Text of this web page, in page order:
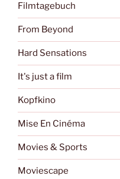
Filmtagebuch
From Beyond
Hard Sensations
It's just a film
Kopfkino
Mise En Cinéma
Movies & Sports
Moviescape